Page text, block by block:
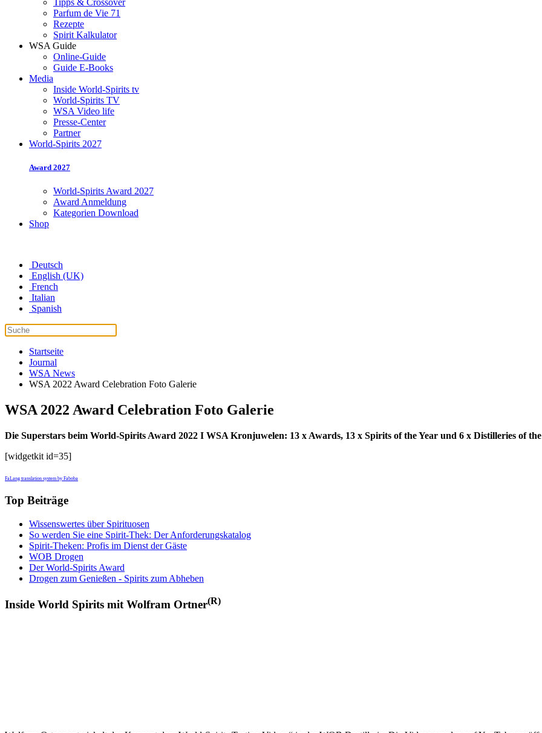
Tipps & Crossover
Parfum de Vie 71
Rezepte
Spirit Kalkulator
WSA Guide
Online-Guide
Guide E-Books
Media
Inside World-Spirits tv
World-Spirits TV
WSA Video life
Presse-Center
Partner
World-Spirits 2027
Award 2027
World-Spirits Award 2027
Award Anmeldung
Kategorien Download
Shop
Deutsch
English (UK)
French
Italian
Spanish
Startseite
Journal
WSA News
WSA 2022 Award Celebration Foto Galerie
WSA 2022 Award Celebration Foto Galerie
Die Superstars beim World-Spirits Award 2022 I WSA Kronjuwelen: 13 x Awards, 13 x Spirits of the Year und 6 x Distilleries of
[widgetkit id=35]
FaLang translation system by Faboba
Top Beiträge
Wissenswertes über Spirituosen
So werden Sie eine Spirit-Thek: Der Anforderungskatalog
Spirit-Theken: Profis im Dienst der Gäste
WOB Drogen
Der World-Spirits Award
Drogen zum Genießen - Spirits zum Abheben
Inside World Spirits mit Wolfram Ortner(R)